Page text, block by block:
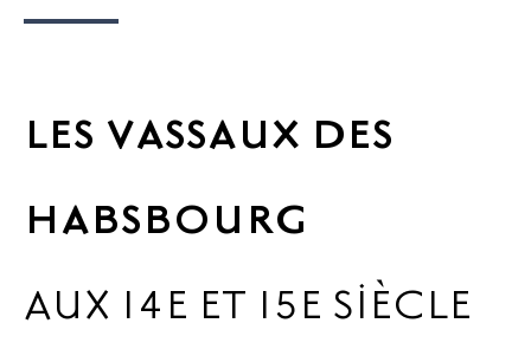
LES VASSAUX DES
HABSBOURG
AUX 14E ET 15E SIÈCLE